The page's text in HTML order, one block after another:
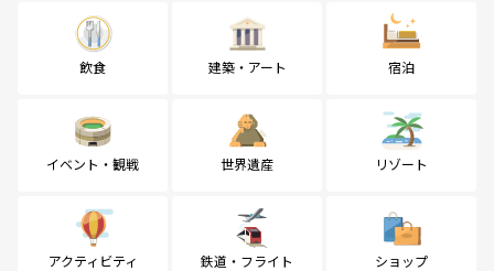
飲食 建築・アート 宿泊
イベント・観戦 世界遺産 リゾート
アクティビティ 鉄道・フライト ショップ